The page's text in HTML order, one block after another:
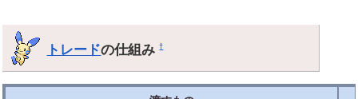
トレードの仕組み†